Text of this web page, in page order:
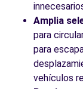
Amplia
para
para
vehículos